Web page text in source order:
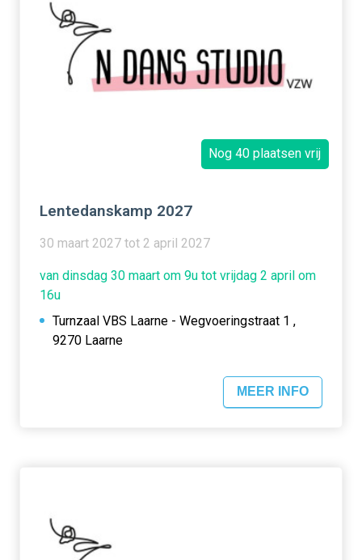
Nog 40 plaatsen vrij
Lentedanskamp 2027
30 maart 2027 tot 2 april 2027
van dinsdag 30 maart om 9u tot vrijdag 2 april om
16u
Turnzaal VBS Laarne - Wegvoeringstraat 1 ,
9270 Laarne
MEER INFO